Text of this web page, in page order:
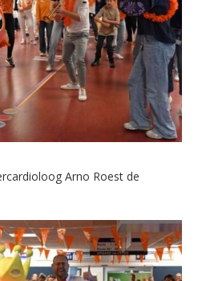
Arno Roest de